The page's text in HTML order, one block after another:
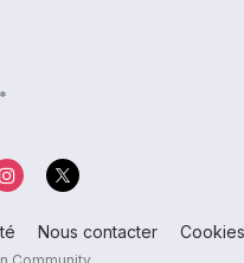
Nous contacter Cookies